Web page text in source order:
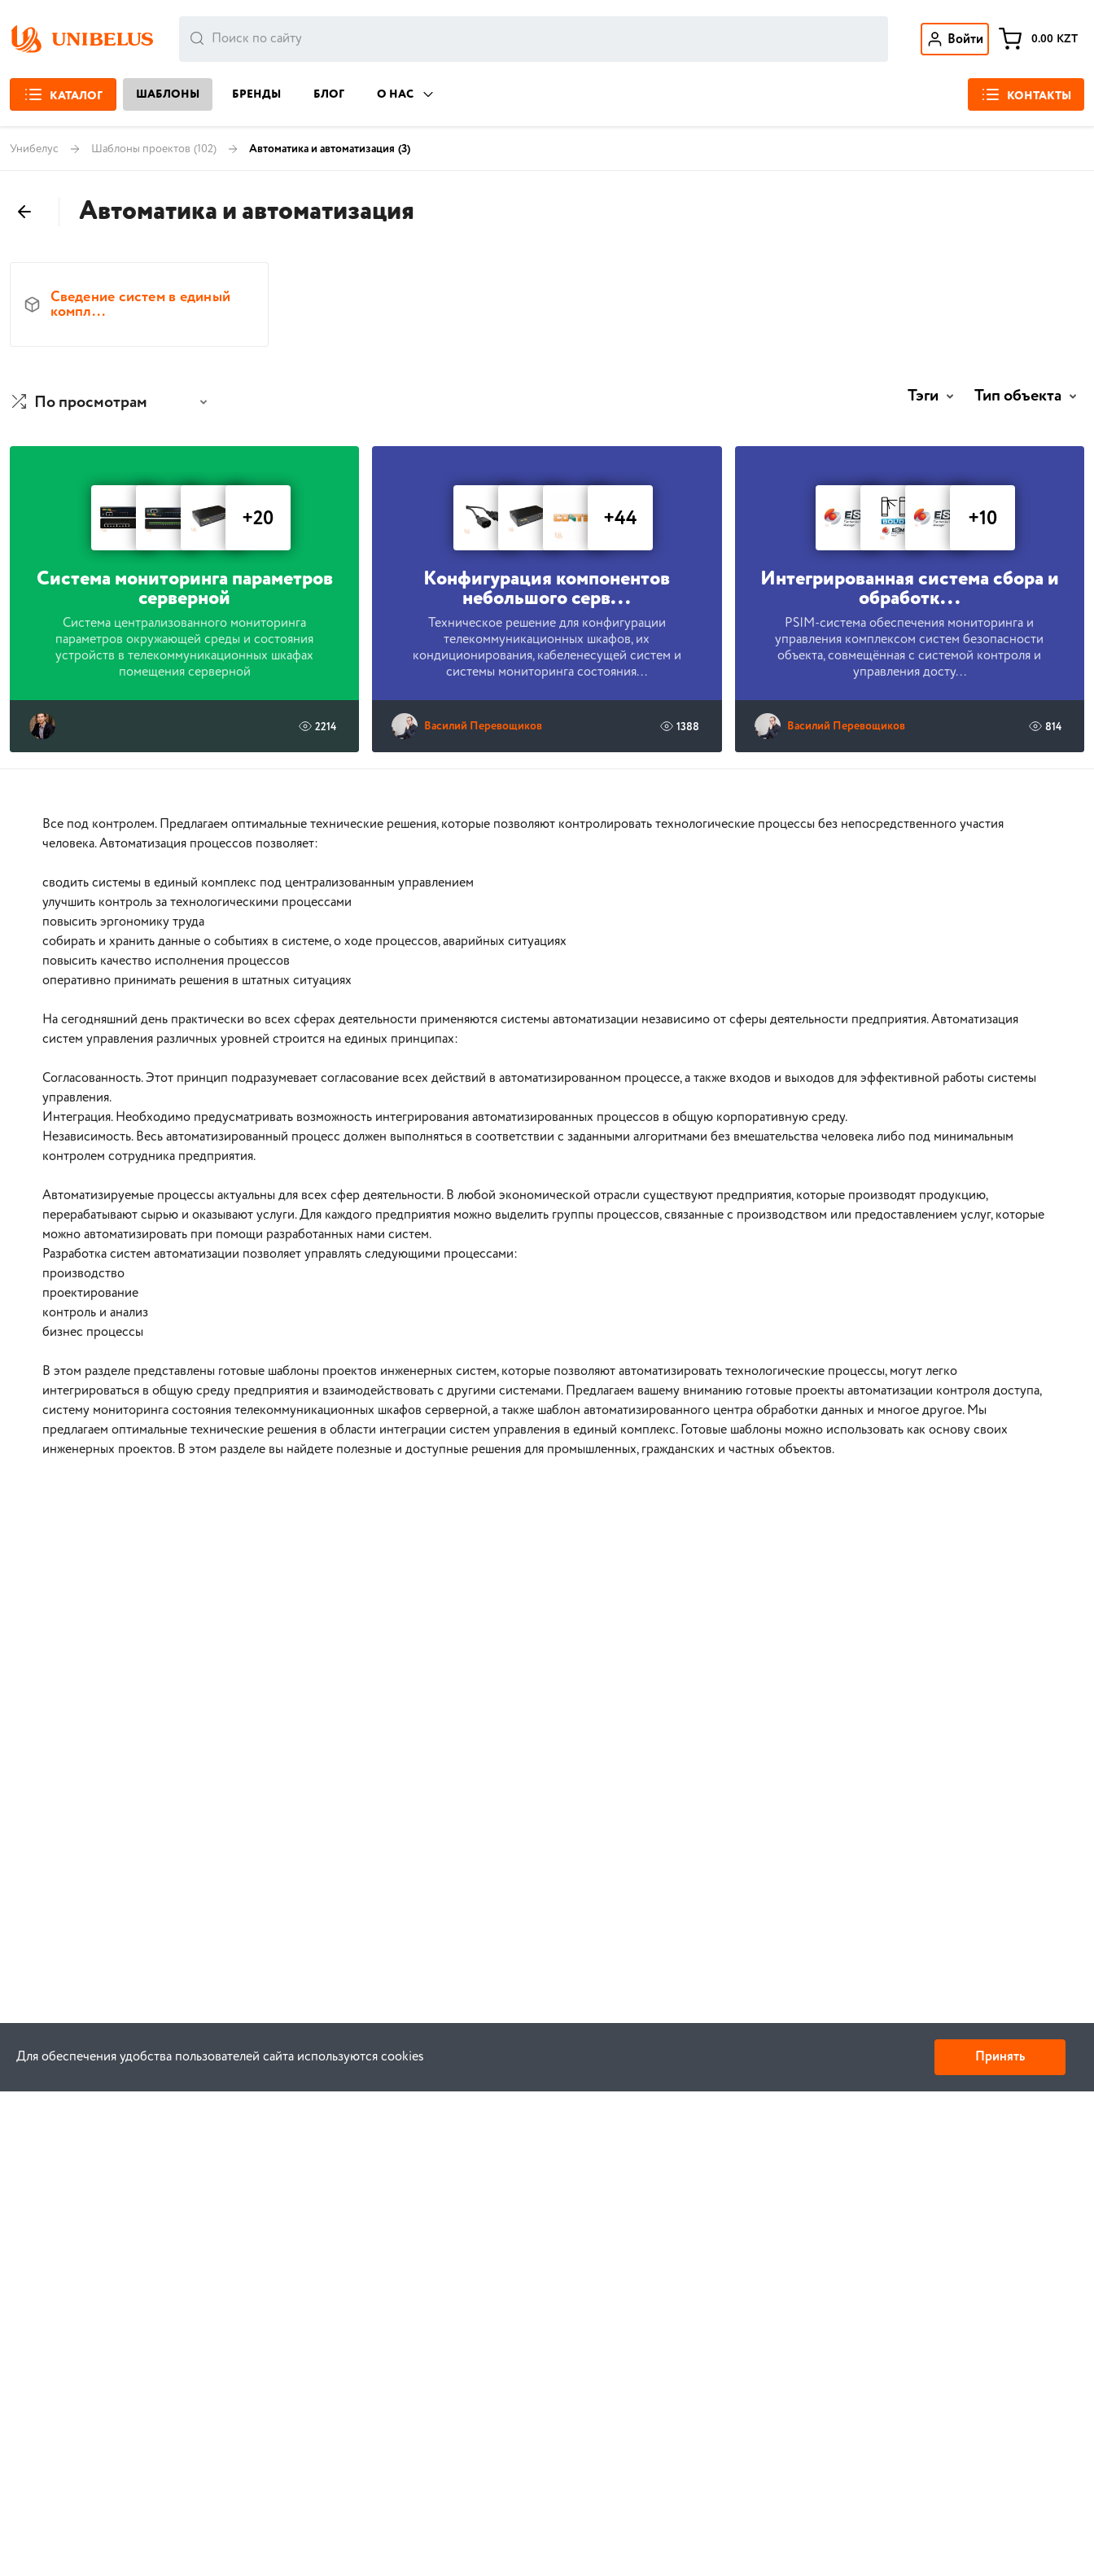
Войти 0.00 KZT
КАТАЛОГ ШАБЛОНЫ БРЕНДЫ БЛОГ О НАС КОНТАКТЫ
Унибелус Шаблоны проектов (102) Автоматика и автоматизация (3)
Автоматика и автоматизация
Сведение систем в единый
компл...
По просмотрам Тэги Тип объекта
+20
Система мониторинга параметров
серверной
Система централизованного мониторинга
параметров окружающей среды и состояния
устройств в телекоммуникационных шкафах
помещения серверной
2214
+44
Конфигурация компонентов
небольшого серв...
Техническое решение для конфигурации
телекоммуникационных шкафов, их
кондиционирования, кабеленесущей систем и
системы мониторинга состояния...
Василий Перевощиков 1388
+10
Интегрированная система сбора и
обработк...
PSIM-система обеспечения мониторинга и
управления комплексом систем безопасности
объекта, совмещённая с системой контроля и
управления досту...
Василий Перевощиков 814
Все под контролем. Предлагаем оптимальные технические решения, которые позволяют контролировать технологические процессы без непосредственного участия
человека. Автоматизация процессов позволяет:
сводить системы в единый комплекс под централизованным управлением
улучшить контроль за технологическими процессами
повысить эргономику труда
собирать и хранить данные о событиях в системе, о ходе процессов, аварийных ситуациях
повысить качество исполнения процессов
оперативно принимать решения в штатных ситуациях
На сегодняшний день практически во всех сферах деятельности применяются системы автоматизации независимо от сферы деятельности предприятия. Автоматизация
систем управления различных уровней строится на единых принципах:
Согласованность. Этот принцип подразумевает согласование всех действий в автоматизированном процессе, а также входов и выходов для эффективной работы системы
управления.
Интеграция. Необходимо предусматривать возможность интегрирования автоматизированных процессов в общую корпоративную среду.
Независимость. Весь автоматизированный процесс должен выполняться в соответствии с заданными алгоритмами без вмешательства человека либо под минимальным
контролем сотрудника предприятия.
Автоматизируемые процессы актуальны для всех сфер деятельности. В любой экономической отрасли существуют предприятия, которые производят продукцию,
перерабатывают сырью и оказывают услуги. Для каждого предприятия можно выделить группы процессов, связанные с производством или предоставлением услуг, которые
можно автоматизировать при помощи разработанных нами систем.
Разработка систем автоматизации позволяет управлять следующими процессами:
производство
проектирование
контроль и анализ
бизнес процессы
В этом разделе представлены готовые шаблоны проектов инженерных систем, которые позволяют автоматизировать технологические процессы, могут легко
интегрироваться в общую среду предприятия и взаимодействовать с другими системами. Предлагаем вашему вниманию готовые проекты автоматизации контроля доступа,
систему мониторинга состояния телекоммуникационных шкафов серверной, а также шаблон автоматизированного центра обработки данных и многое другое. Мы
предлагаем оптимальные технические решения в области интеграции систем управления в единый комплекс. Готовые шаблоны можно использовать как основу своих
инженерных проектов. В этом разделе вы найдете полезные и доступные решения для промышленных, гражданских и частных объектов.
Для обеспечения удобства пользователей сайта используются cookies Принять